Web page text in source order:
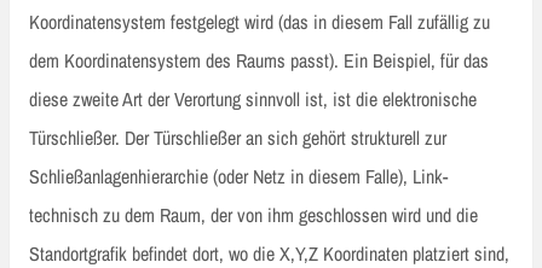
Koordinatensystem festgelegt wird (das in diesem Fall zufällig zu
dem Koordinatensystem des Raums passt). Ein Beispiel, für das
diese zweite Art der Verortung sinnvoll ist, ist die elektronische
Türschließer. Der Türschließer an sich gehört strukturell zur
Schließanlagenhierarchie (oder Netz in diesem Falle), Link-
technisch zu dem Raum, der von ihm geschlossen wird und die
Standortgrafik befindet dort, wo die X,Y,Z Koordinaten platziert sind,